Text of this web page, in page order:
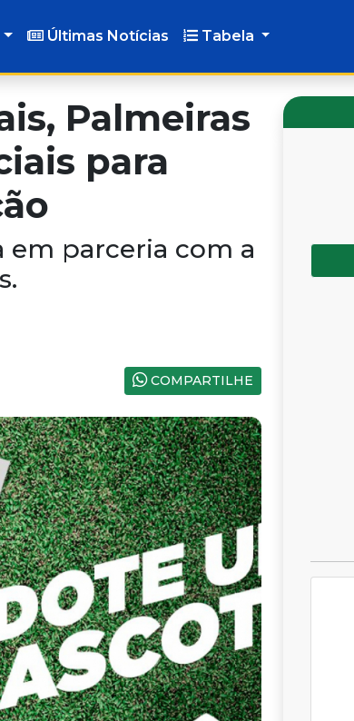
Últimas Notícias Tabela
Palmeiras
para
em parceria com a
COMPARTILHE